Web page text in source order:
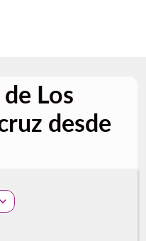
Los
desde
expand_more